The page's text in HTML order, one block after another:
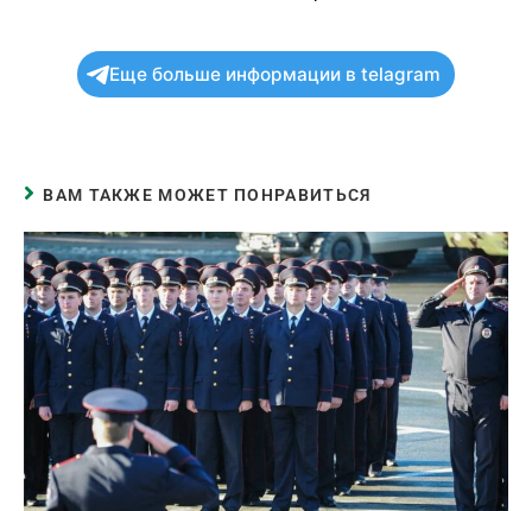
Еще больше информации в telagram
ВАМ ТАКЖЕ МОЖЕТ ПОНРАВИТЬСЯ